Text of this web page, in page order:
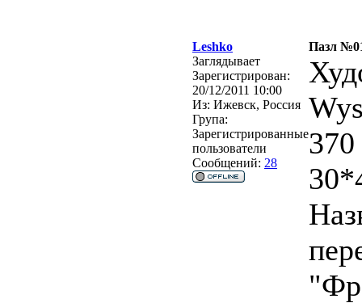
Leshko
Пазл
Заглядывает
Зарегистрирован:
20/12/2011 10:00
Из: Ижевск, Россия
Група:
Зарегистрированные
пользователи
Сообщений: 28
370